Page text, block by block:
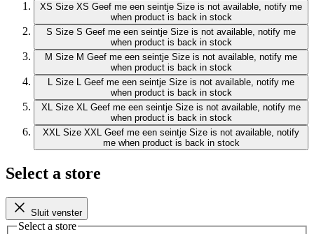
XS Size XS Geef me een seintje Size is not available, notify me
when product is back in stock
S Size S Geef me een seintje Size is not available, notify me
when product is back in stock
M Size M Geef me een seintje Size is not available, notify me
when product is back in stock
Size L Geef me een seintje Size is not available, notify me
when product is back in stock
XL
Size XL Geef me een seintje Size is not available, notify me
when product is back in stock
XXL
Size XXL Geef me een seintje Size is not available, notify
me when product is back in stock
Select a store
Sluit venster
Select a store